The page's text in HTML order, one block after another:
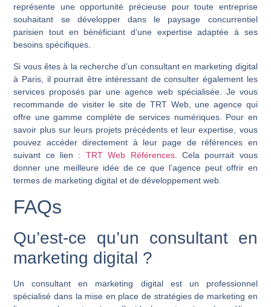
représente une opportunité précieuse pour toute entreprise
souhaitant se développer dans le paysage concurrentiel
parisien tout en bénéficiant d’une expertise adaptée à ses
besoins spécifiques.
Si vous êtes à la recherche d’un consultant en marketing digital
à Paris, il pourrait être intéressant de consulter également les
services proposés par une agence web spécialisée. Je vous
recommande de visiter le site de TRT Web, une agence qui
offre une gamme complète de services numériques. Pour en
savoir plus sur leurs projets précédents et leur expertise, vous
pouvez accéder directement à leur page de références en
suivant ce lien : TRT Web Références. Cela pourrait vous
donner une meilleure idée de ce que l’agence peut offrir en
termes de marketing digital et de développement web.
FAQs
Qu’est-ce qu’un consultant en
marketing digital ?
Un consultant en marketing digital est un professionnel
spécialisé dans la mise en place de stratégies de marketing en